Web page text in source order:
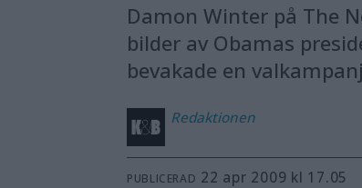
Damon Winter på The
bilder av Obamas
bevakade en
Redaktionen
PUBLICERAD 22 apr 2009 kl 17.05